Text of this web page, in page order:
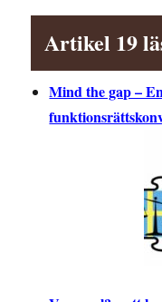
Artikel 19
Mind the gap –